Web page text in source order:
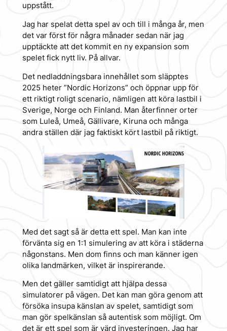
uppstått.
Jag har spelat detta spel av och till i många år, men
det var först för några månader sedan när jag
upptäckte att det kommit en ny expansion som
spelet fick nytt liv. På allvar.
Det nedladdningsbara innehållet som släpptes
2025 heter ”Nordic Horizons” och öppnar upp för
ett riktigt roligt scenario, nämligen att köra lastbil i
Sverige, Norge och Finland. Man återfinner orter
som Luleå, Umeå, Gällivare, Kiruna och många
andra ställen där jag faktiskt kört lastbil på riktigt.
Med det sagt så är detta ett spel. Man kan inte
förvänta sig en 1:1 simulering av att köra i städerna
någonstans. Men dom finns och man känner igen
olika landmärken, vilket är inspirerande.
Men det gäller samtidigt att hjälpa dessa
simulatorer på vägen. Det kan man göra genom att
försöka insupa känslan av spelet, samtidigt som
man gör spelkänslan så autentisk som möjligt. Om
det är ett spel som är värd investeringen. Jag har